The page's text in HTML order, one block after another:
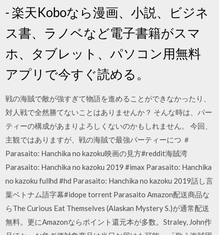
- 楽天Koboなら漫画、小説、ビジネ
ス書、ラノベなど電子書籍がスマ
ホ、タブレット、パソコン用無料
アプリで今すぐ読める。
戦の海賊で敵が強すぎて物語を進めることができなかったり、
対人戦で全然勝てないことはありませんか？ そんな時は、パー
ティーの構成があまりよろしくないのかもしれません。 今回、
主観ではありますが、戦の海賊で最強パーティーにつ ＃
Parasaito: Hanchika no kazoku映画の見方#reddit海賊湾
Parasaito: Hanchika no kazoku 2019 #imax Parasaito: Hanchika
no kazoku fullhd #hd Parasaito: Hanchika no kazoku 2019話し言
葉ベトナム語字幕#idope torrent Parasaito Amazon配送商品な
らThe Curious Eat Themselves (Alaskan Mystery S.)が通常配送
無料。更にAmazonならポイント還元本が多数。Straley, John作